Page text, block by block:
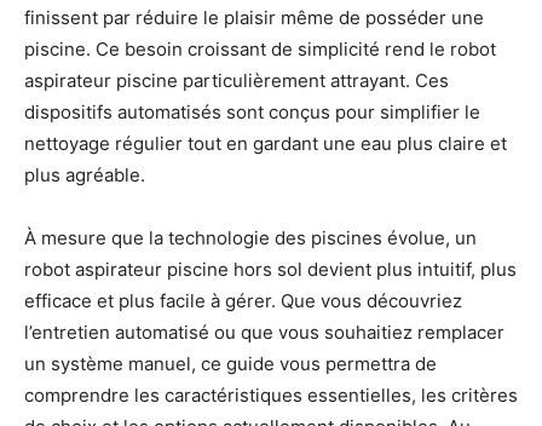
finissent par réduire le plaisir même de posséder une
piscine. Ce besoin croissant de simplicité rend le robot
aspirateur piscine particulièrement attrayant. Ces
dispositifs automatisés sont conçus pour simplifier le
nettoyage régulier tout en gardant une eau plus claire et
plus agréable.
À mesure que la technologie des piscines évolue, un
robot aspirateur piscine hors sol devient plus intuitif, plus
efficace et plus facile à gérer. Que vous découvriez
l’entretien automatisé ou que vous souhaitiez remplacer
un système manuel, ce guide vous permettra de
comprendre les caractéristiques essentielles, les critères